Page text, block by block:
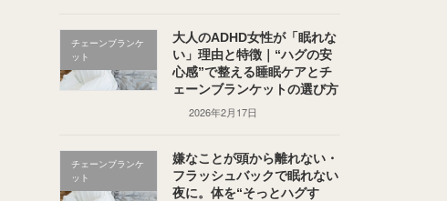
チェーンブランケ
ット
大人のADHD女性が「眠れな
い」理由と特徴｜“ハグの安
心感”で整える睡眠ケアとチ
ェーンブランケットの選び方
2026年2月17日
チェーンブランケ
ット
嫌なことが頭から離れない・
フラッシュバックで眠れない
夜に。体を“そっとハグす